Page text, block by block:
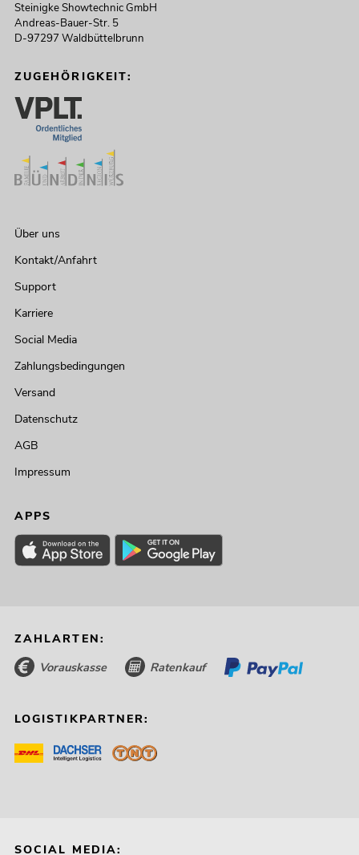
Steinigke Showtechnic GmbH
Andreas-Bauer-Str. 5
D-97297 Waldbüttelbrunn
ZUGEHÖRIGKEIT:
Über uns
Kontakt/Anfahrt
Support
Karriere
Social Media
Zahlungsbedingungen
Versand
Datenschutz
AGB
Impressum
APPS
ZAHLARTEN:
Vorauskasse Ratenkauf
LOGISTIKPARTNER:
SOCIAL MEDIA: